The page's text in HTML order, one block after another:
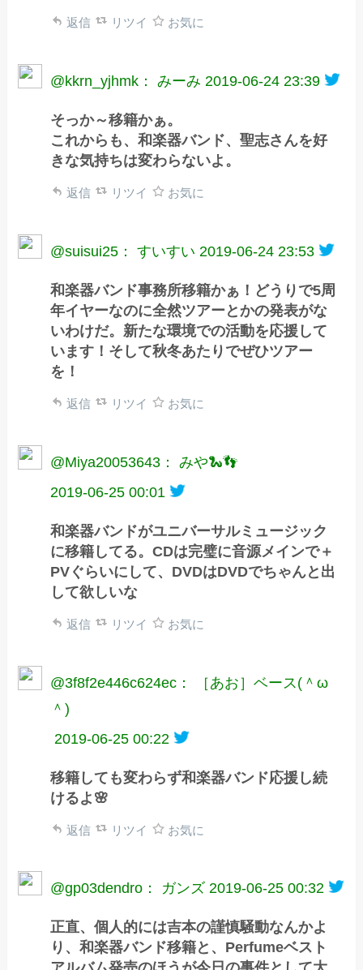
返信 リツイ お気に
@kkrn_yjhmk： みーみ 2019-06-24 23:39
そっか～移籍かぁ。
これからも、和楽器バンド、聖志さんを好
きな気持ちは変わらないよ。
返信 リツイ お気に
@suisui25： すいすい 2019-06-24 23:53
和楽器バンド事務所移籍かぁ！どうりで5周
年イヤーなのに全然ツアーとかの発表がな
いわけだ。新たな環境での活動を応援して
います！そして秋冬あたりでぜひツアー
を！
返信 リツイ お気に
@Miya20053643： みや🐍👣
2019-06-25 00:01
和楽器バンドがユニバーサルミュージック
に移籍してる。CDは完璧に音源メインで＋
PVぐらいにして、DVDはDVDでちゃんと出
して欲しいな
返信 リツイ お気に
@3f8f2e446c624ec： ［あお］ベース(＾ω
＾)
2019-06-25 00:22
移籍しても変わらず和楽器バンド応援し続
けるよ🌸
返信 リツイ お気に
@gp03dendro： ガンズ 2019-06-25 00:32
正直、個人的には吉本の謹慎騒動なんかよ
り、和楽器バンド移籍と、Perfumeベスト